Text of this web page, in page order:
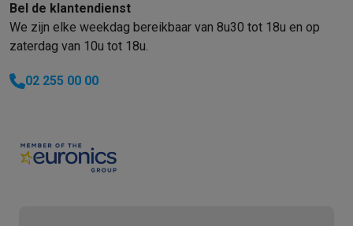
Bel de klantendienst
We zijn elke weekdag bereikbaar van 8u30 tot 18u en op
zaterdag van 10u tot 18u.
02 255 00 00